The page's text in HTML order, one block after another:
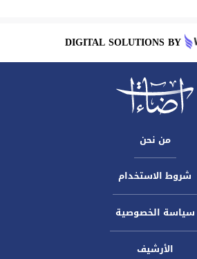
DIGITAL SOLUTIONS BY
من نحن
شروط الاستخدام
سياسة الخصوصية
الأرشيف